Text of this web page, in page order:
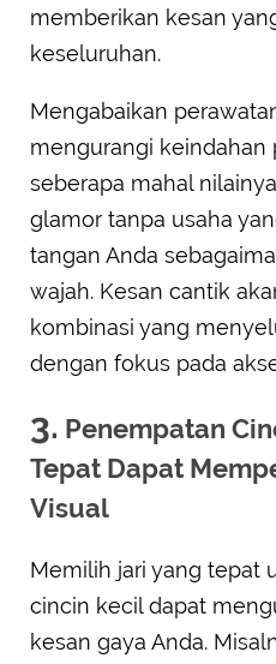
memberikan kesan
keseluruhan.
Mengabaikan
mengurangi keindahan
seberapa mahal
glamor tanpa usaha
tangan Anda
wajah. Kesan cantik
kombinasi yang
dengan fokus pada
3. Penempatan
Tepat Dapat
Visual
Memilih jari yang tepat
cincin kecil dapat
kesan gaya Anda.